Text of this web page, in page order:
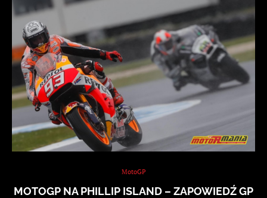
MotoGP
MOTOGP NA PHILLIP ISLAND – ZAPOWIEDŹ GP